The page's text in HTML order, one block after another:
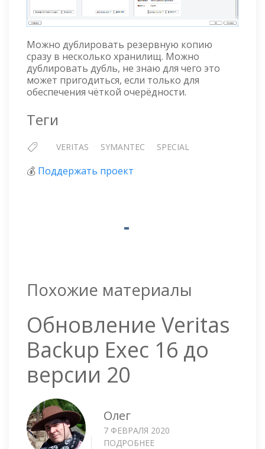
Можно дублировать резервную копию
сразу в несколько хранилищ. Можно
дублировать дубль, не знаю для чего это
может пригодиться, если только для
обеспечения чёткой очерёдности.
Теги
VERITAS SYMANTEC SPECIAL
💰 Поддержать проект
Похожие материалы
Обновление Veritas
Backup Exec 16 до
версии 20
Олег
7 ФЕВРАЛЯ 2020
ПОДРОБНЕЕ